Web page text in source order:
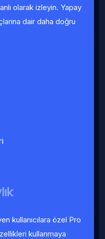
olarak izleyin. Yapay
dair daha doğru
kullanıcılara özel Pro
kullanmaya